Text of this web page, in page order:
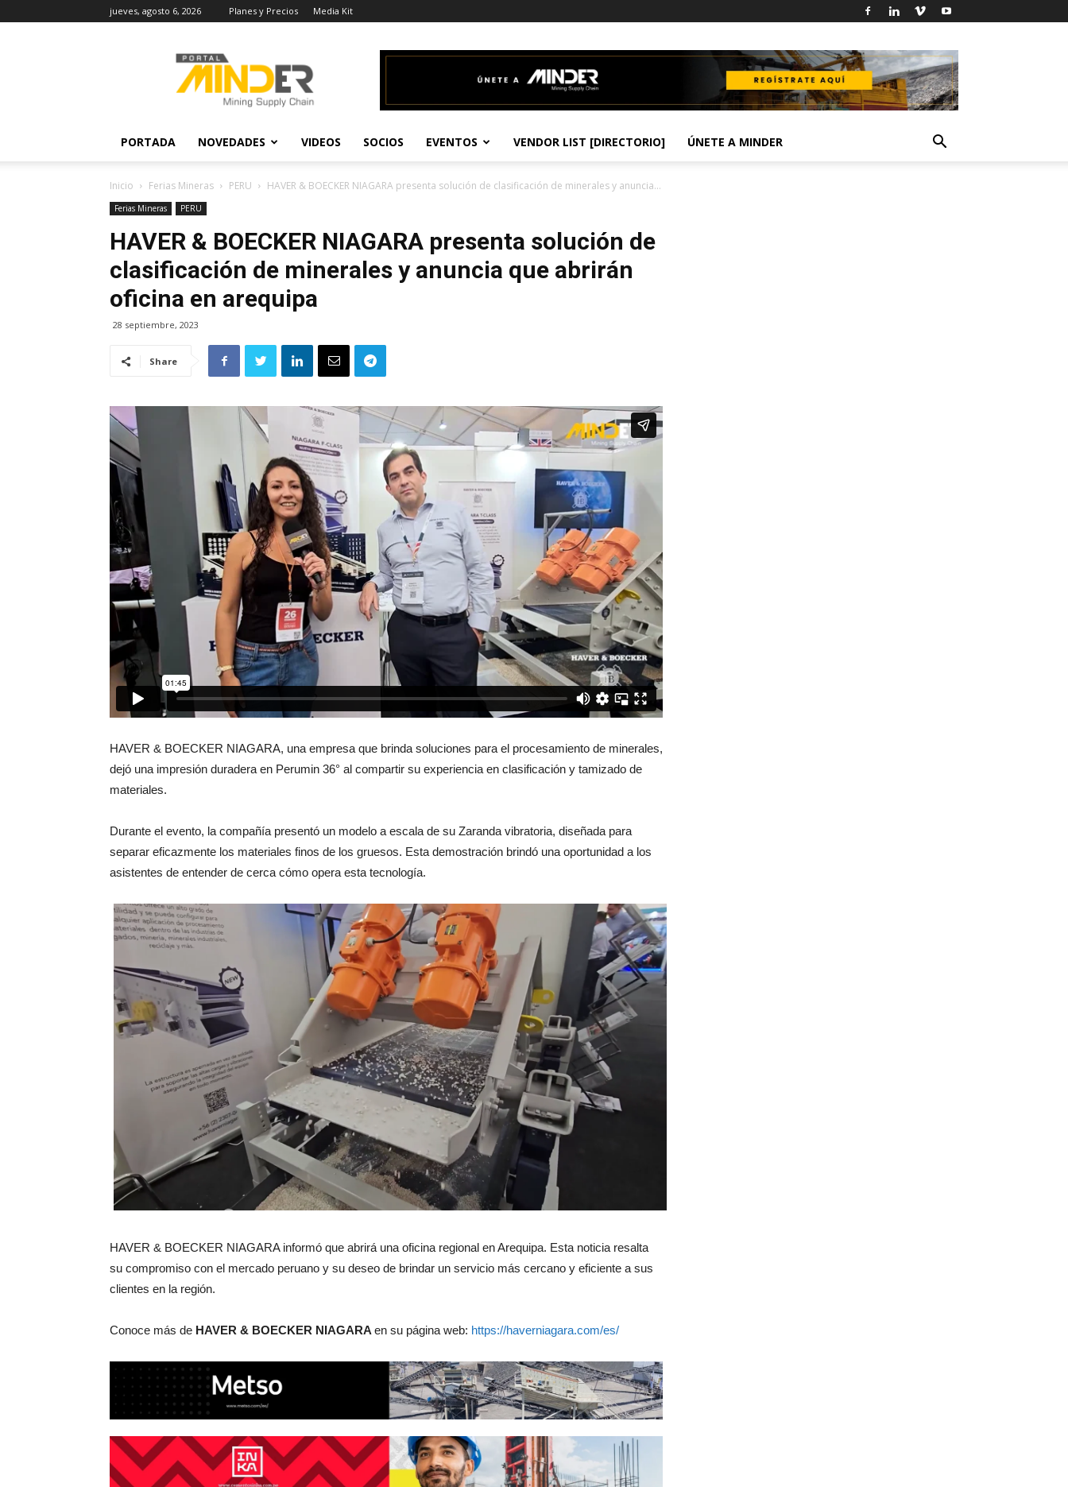
jueves, agosto 6, 2026 Planes y Precios Media Kit
Actualidad
Minera
PORTADA NOVEDADES VIDEOS SOCIOS EVENTOS VENDOR LIST [DIRECTORIO] ÚNETE A MINDER
Inicio Ferias Mineras PERU HAVER & BOECKER NIAGARA presenta solución de clasificación de minerales y anuncia...
Ferias Mineras PERU
HAVER & BOECKER NIAGARA presenta solución de
clasificación de minerales y anuncia que abrirán
oficina en arequipa
28 septiembre, 2023
Share
HAVER & BOECKER NIAGARA, una empresa que brinda soluciones para el procesamiento de minerales,
dejó una impresión duradera en Perumin 36° al compartir su experiencia en clasificación y tamizado de
materiales.
Durante el evento, la compañía presentó un modelo a escala de su Zaranda vibratoria, diseñada para
separar eficazmente los materiales finos de los gruesos. Esta demostración brindó una oportunidad a los
asistentes de entender de cerca cómo opera esta tecnología.
HAVER & BOECKER NIAGARA informó que abrirá una oficina regional en Arequipa. Esta noticia resalta
su compromiso con el mercado peruano y su deseo de brindar un servicio más cercano y eficiente a sus
clientes en la región.
Conoce más de HAVER & BOECKER NIAGARAen su página web: https://haverniagara.com/es/